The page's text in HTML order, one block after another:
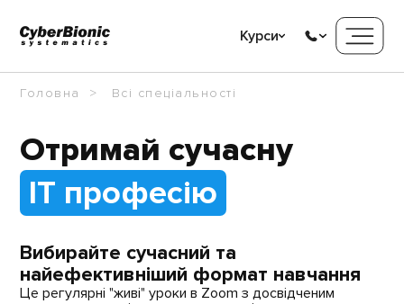
Курси
Головна Всі спеціальності
Отримай сучасну
IT професію
Вибирайте сучасний та
найефективніший формат навчання
Це регулярні "живі" уроки в Zoom з досвідченим